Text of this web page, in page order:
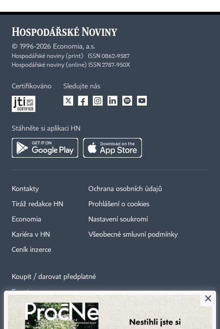
© 1996-2026 Economia, a.s.
Hospodářské noviny (print) ISSN 0862-9587
Hospodářské noviny (online) ISSN 2787-950X
Certifikováno Sledujte nás
Stáhněte si aplikaci HN
Kontakty
Tiráž redakce HN
Economia
Kariéra v HN
Ceník inzerce
Ochrana osobních údajů
Prohlášení o cookies
Nastavení soukromí
Všeobecné smluvní podmínky
Koupit / darovat předplatné
Eventy
Newslettery
RSS kanály
×